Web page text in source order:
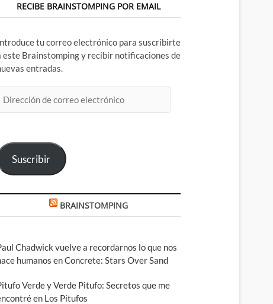
RECIBE BRAINSTOMPING POR EMAIL
tu correo electrónico para suscribirte
este Brainstomping y recibir notificaciones de
entradas.
de
Suscribir
BRAINSTOMPING
Chadwick vuelve a recordarnos lo que nos
humanos en Concrete: Stars Over Sand
Verde y Verde Pitufo: Secretos que me
en Los Pitufos